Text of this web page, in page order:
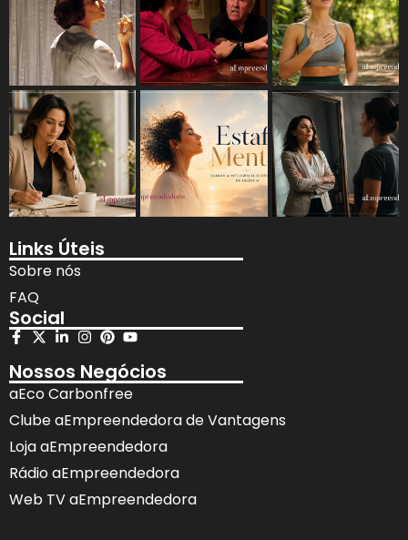
Links Úteis
Sobre nós
FAQ
Social
Nossos Negócios
aEco Carbonfree
Clube aEmpreendedora de Vantagens
Loja aEmpreendedora
Rádio aEmpreendedora
Web TV aEmpreendedora